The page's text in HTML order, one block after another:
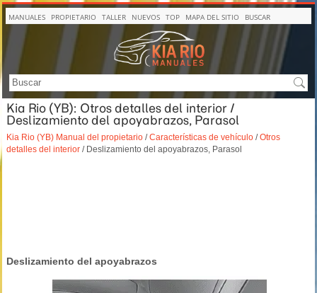
MANUALES PROPIETARIO TALLER NUEVOS TOP MAPA DEL SITIO BUSCAR
Kia Rio (YB): Otros detalles del interior /
Deslizamiento del apoyabrazos, Parasol
Kia Rio (YB) Manual del propietario /Características de vehículo /Otros
detalles del interior / Deslizamiento del apoyabrazos, Parasol
Deslizamiento del apoyabrazos